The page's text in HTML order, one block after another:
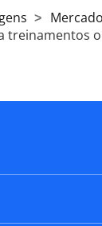
Mercado
treinamentos